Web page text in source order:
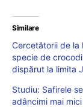
Similare
Cercetătorii de la
specie de
dispărut la limita
Studiu: Safirele
adâncimi mai